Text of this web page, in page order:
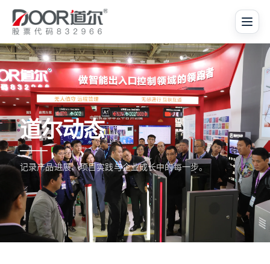
道尔动态
记录产品进展、项目实践与企业成长中的每一步。